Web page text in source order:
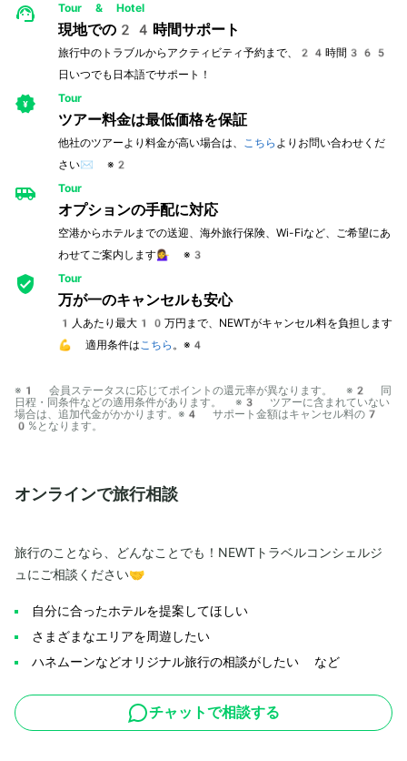
Tour & Hotel
現地での24時間サポート
旅行中のトラブルからアクティビティ予約まで、24時間365
日いつでも日本語でサポート！
Tour
ツアー料金は最低価格を保証
他社のツアーより料金が高い場合は、 こちら よりお問い合わせくだ
さい✉️ ※2
Tour
オプションの手配に対応
空港からホテルまでの送迎、海外旅行保険、Wi-Fiなど、ご希望にあ
わせてご案内します💁‍♀️ ※3
Tour
万が一のキャンセルも安心
1人あたり最大10万円まで、NEWTがキャンセル料を負担します
💪 適用条件はこちら 。※4
※1 会員ステータスに応じてポイントの還元率が異なります。 ※2 同
日程・同条件などの適用条件があります。 ※3 ツアーに含まれていない
場合は、追加代金がかかります。※4 サポート金額はキャンセル料の7
0%となります。
オンラインで旅行相談
旅行のことなら、どんなことでも！NEWTトラベルコンシェルジ
ュにご相談ください🤝
自分に合ったホテルを提案してほしい
さまざまなエリアを周遊したい
ハネムーンなどオリジナル旅行の相談がしたい など
チャットで相談する